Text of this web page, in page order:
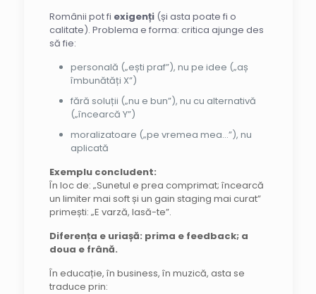
Românii pot fi exigenți(și asta poate fi o
calitate). Problema e forma: critica ajunge des
să fie:
personală („ești praf”), nu pe idee („aș
îmbunătăți X”)
fără soluții („nu e bun”), nu cu alternativă
(„încearcă Y”)
moralizatoare („pe vremea mea…”), nu
aplicată
Exemplu concludent:
În loc de: „Sunetul e prea comprimat; încearcă
un limiter mai soft și un gain staging mai curat”
primești: „E varză, lasă-te”.
Diferența e uriașă: prima e feedback; a
doua e frână.
În educație, în business, în muzică, asta se
traduce prin: